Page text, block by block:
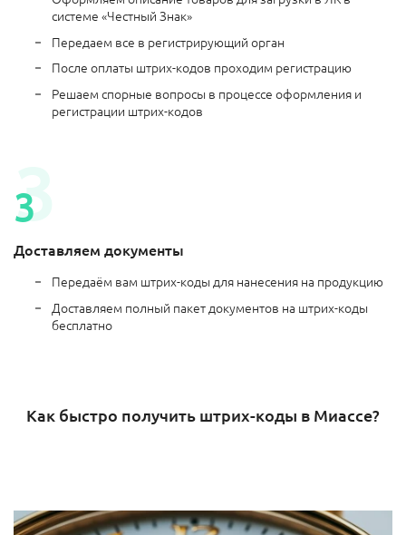
системе «Честный Знак»
Передаем все в регистрирующий орган
После оплаты штрих-кодов проходим регистрацию
Решаем спорные вопросы в процессе оформления и
регистрации штрих-кодов
Доставляем документы
Передаём вам штрих-коды для нанесения на продукцию
Доставляем полный пакет документов на штрих-коды
бесплатно
Как быстро получить штрих-коды в Миассе?